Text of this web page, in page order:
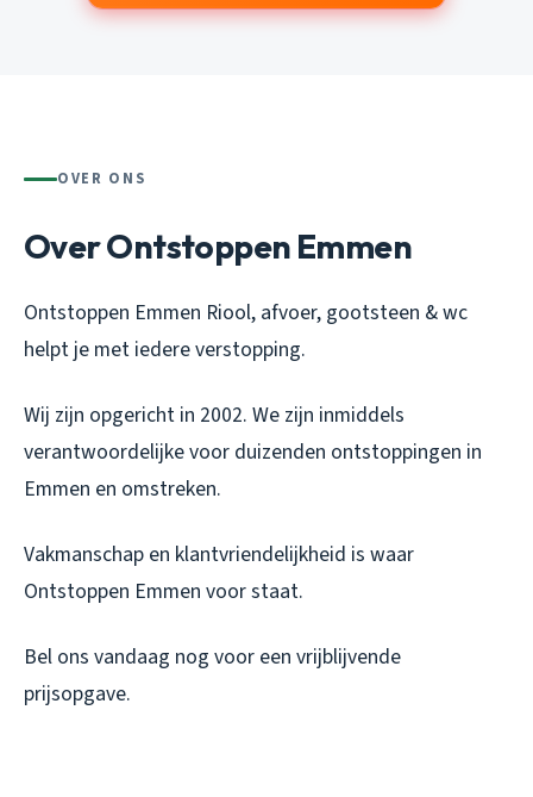
OVER ONS
Over Ontstoppen Emmen
Ontstoppen Emmen Riool, afvoer, gootsteen & wc
helpt je met iedere verstopping.
Wij zijn opgericht in 2002. We zijn inmiddels
verantwoordelijke voor duizenden ontstoppingen in
Emmen en omstreken.
Vakmanschap en klantvriendelijkheid is waar
Ontstoppen Emmen voor staat.
Bel ons vandaag nog voor een vrijblijvende
prijsopgave.